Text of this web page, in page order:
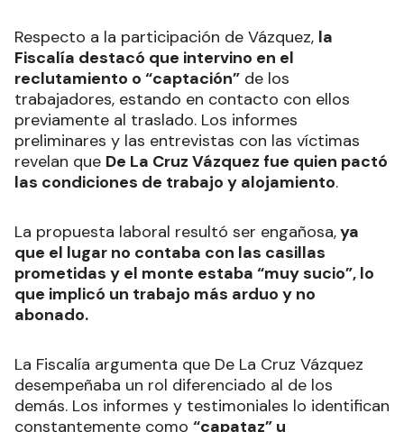
Respecto a la participación de Vázquez, la
Fiscalía destacó que intervino en el
reclutamiento o “captación” de los
trabajadores, estando en contacto con ellos
previamente al traslado. Los informes
preliminares y las entrevistas con las víctimas
revelan que De La Cruz Vázquez fue quien pactó
las condiciones de trabajo y alojamiento.
La propuesta laboral resultó ser engañosa,ya
que el lugar no contaba con las casillas
prometidas y el monte estaba “muy sucio”, lo
que implicó un trabajo más arduo y no
abonado.
La Fiscalía argumenta que De La Cruz Vázquez
desempeñaba un rol diferenciado al de los
demás. Los informes y testimoniales lo identifican
constantemente como “capataz” u